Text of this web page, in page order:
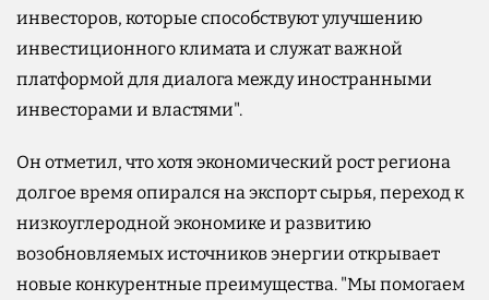
инвесторов, которые способствуют улучшению
инвестиционного климата и служат важной
платформой для диалога между иностранными
инвесторами и властями".
Он отметил, что хотя экономический рост региона
долгое время опирался на экспорт сырья, переход к
низкоуглеродной экономике и развитию
возобновляемых источников энергии открывает
новые конкурентные преимущества. "Мы помогаем